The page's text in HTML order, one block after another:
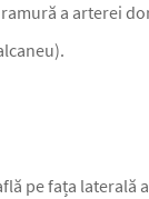
a arterei
pe fața